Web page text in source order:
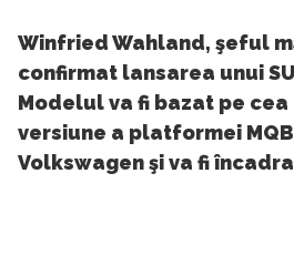
Winfried Wahland, şeful
confirmat lansarea unui
Modelul va fi bazat pe cea
versiune a platformei
Volkswagen şi va fi